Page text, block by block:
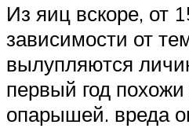
Из яиц вскоре, от
зависимости от
вылупляются
первый год
опарышей. вреда